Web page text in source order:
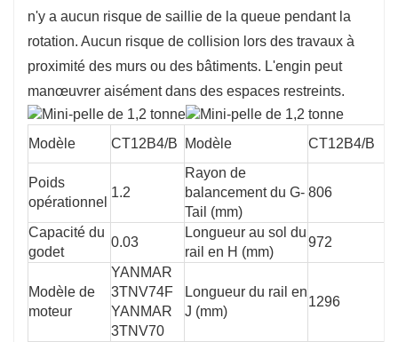
n'y a aucun risque de saillie de la queue pendant la
rotation. Aucun risque de collision lors des travaux à
proximité des murs ou des bâtiments. L'engin peut
manœuvrer aisément dans des espaces restreints.
Modèle CT12B4/B Modèle CT12B4/B
Poids
opérationnel
1.2
Rayon de
balancement du G-
Tail (mm)
806
Capacité du
godet
0.03
Longueur au sol du
rail en H (mm)
972
Modèle de
moteur
YANMAR
3TNV74F
YANMAR
3TNV70
Longueur du rail en
J (mm)
1296